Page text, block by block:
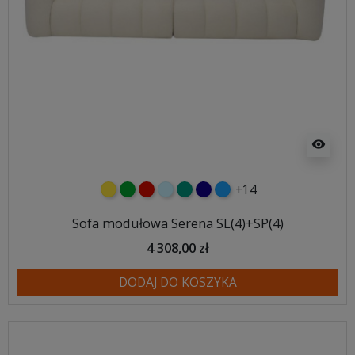
visibility
żółtyzielonyczerwony
błękitnyturkusowy
granatowy
niebieski
+14
Sofa modułowa Serena SL(4)+SP(4)
4 308,00 zł
DODAJ DO KOSZYKA